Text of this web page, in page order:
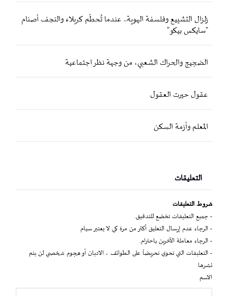
زلزال التشييع وفلسفة الهوية.. عندما تُحطّم كربلاء والنجف أصنام
"سايكس بيكو"
الضجيج والحراك الشعبي، من وجهة نظر اجتماعية
عقول حيرت العقول
المعلم وأزمة السكن
التعليقات
شروط التعليقات
- جميع التعليقات تخضع للتدقيق.
- الرجاء عدم إرسال التعليق أكثر من مرة كي لا يعتبر سبام
- الرجاء معاملة الآخرين باحترام.
- التعليقات التي تحوي تحريضاً على الطوائف ، الاديان أو هجوم شخصي لن يتم
نشرها
الاسم